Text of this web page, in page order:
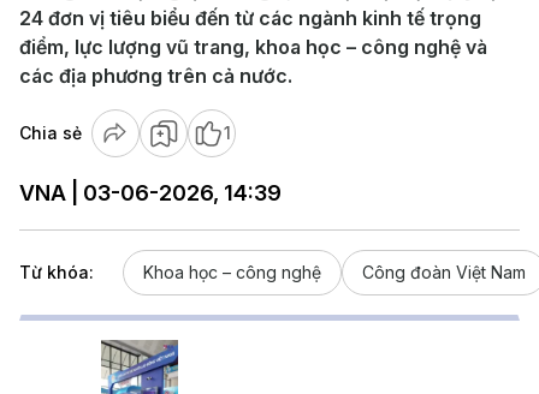
24 đơn vị tiêu biểu đến từ các ngành kinh tế trọng
điểm, lực lượng vũ trang, khoa học – công nghệ và
các địa phương trên cả nước.
Chia sẻ 1
VNA | 03-06-2026, 14:39
Từ khóa: Khoa học – công nghệ Công đoàn Việt Nam